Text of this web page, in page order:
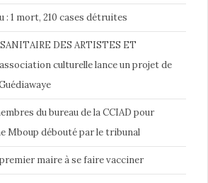
: 1 mort, 210 cases détruites
DES ARTISTES ET
culturelle lance un projet de
du bureau de la CCIAD pour
Mboup débouté par le tribunal
maire à se faire vacciner